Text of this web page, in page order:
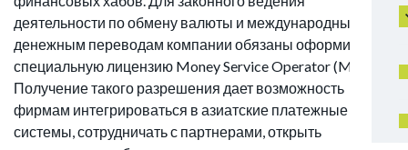
деятельности по обмену валюты и международным
денежным переводам компании обязаны оформить
специальную лицензию Money Service Operator (MSO).
Получение такого разрешения дает возможность
фирмам интегрироваться в азиатские платежные
системы, сотрудничать с партнерами, открыть